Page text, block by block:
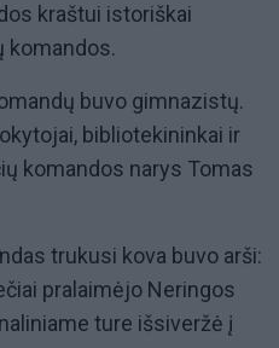
kraštui istoriškai
komandos.
buvo gimnazistų.
bibliotekininkai ir
komandos narys Tomas
trukusi kova buvo arši:
pralaimėjo Neringos
ture išsiveržė į